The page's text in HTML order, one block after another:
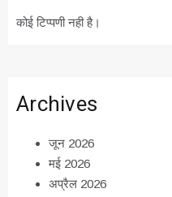
कोई टिप्पणी नही है।
Archives
जून 2026
मई 2026
अप्रैल 2026